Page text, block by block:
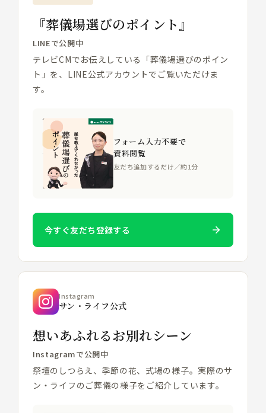
『葬儀場選びのポイント』
LINEで公開中
テレビCMでお伝えしている「葬儀場選びのポイン
ト」を、LINE公式アカウントでご覧いただけま
す。
フォーム入力不要で
資料閲覧
友だち追加するだけ／約1分
今すぐ友だち登録する
Instagram
サン・ライフ公式
想いあふれるお別れシーン
Instagramで公開中
祭壇のしつらえ、季節の花、式場の様子。実際のサ
ン・ライフのご葬儀の様子をご紹介しています。